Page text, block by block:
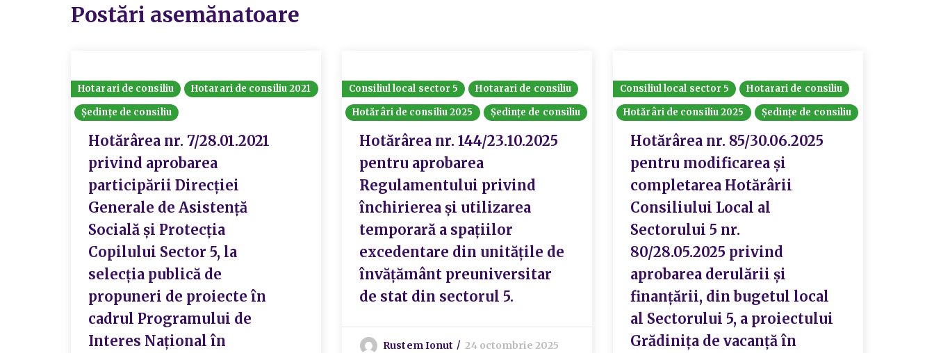
Postări asemănatoare
Hotarari de consiliu
Hotarari de consiliu 2021
Ședințe de consiliu
Hotărârea nr. 7/28.01.2021
privind aprobarea
participării Direcției
Generale de Asistență
Socială și Protecția
Copilului Sector 5, la
selecția publică de
propuneri de proiecte în
cadrul Programului de
Interes Național în
Consiliul local sector 5
Hotarari de consiliu
Hotărâri de consiliu 2025
Ședințe de consiliu
Hotărârea nr. 144/23.10.2025
pentru aprobarea
Regulamentului privind
închirierea și utilizarea
temporară a spațiilor
excedentare din unitățile de
învățământ preuniversitar
de stat din sectorul 5.
Rustem Ionut 24 octombrie 2025
Consiliul local sector 5
Hotarari de consiliu
Hotărâri de consiliu 2025
Ședințe de consiliu
Hotărârea nr. 85/30.06.2025
pentru modificarea și
completarea Hotărârii
Consiliului Local al
Sectorului 5 nr.
80/28.05.2025 privind
aprobarea derulării și
finanțării, din bugetul local
al Sectorului 5, a proiectului
Grădinița de vacanță în